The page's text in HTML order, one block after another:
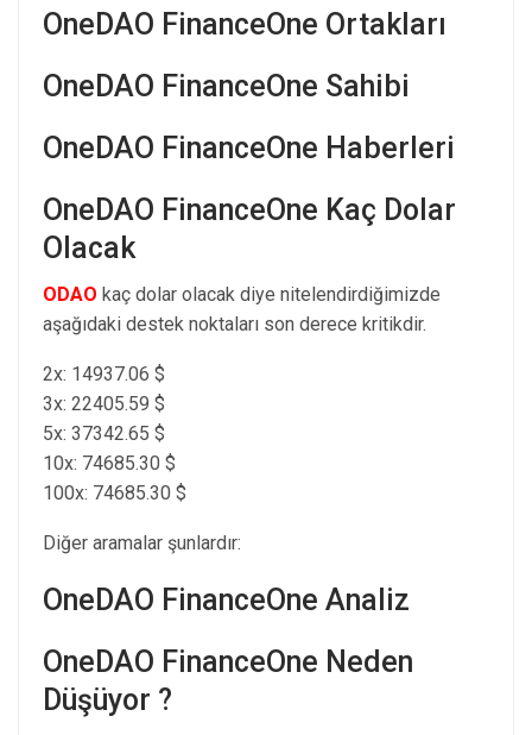
OneDAO FinanceOne Ortakları
OneDAO FinanceOne Sahibi
OneDAO FinanceOne Haberleri
OneDAO FinanceOne Kaç Dolar
Olacak
ODAO kaç dolar olacak diye nitelendirdiğimizde
aşağıdaki destek noktaları son derece kritikdir.
2x: 14937.06 $
3x: 22405.59 $
5x: 37342.65 $
10x: 74685.30 $
100x: 74685.30 $
Diğer aramalar şunlardır:
OneDAO FinanceOne Analiz
OneDAO FinanceOne Neden
Düşüyor ?